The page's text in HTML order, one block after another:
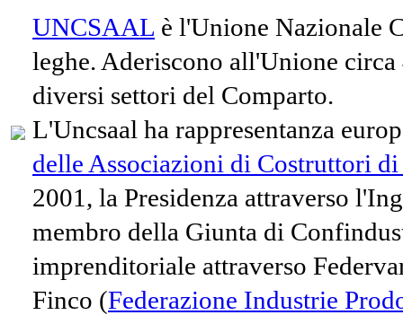
UNCSAAL è l'Unione Nazionale
leghe. Aderiscono all'Unione
diversi settori del Comparto.
L'Uncsaal ha rappresentanza
delle Associazioni di Costruttori
2001, la Presidenza attraverso
membro della Giunta di
imprenditoriale attraverso
Finco (Federazione Industrie